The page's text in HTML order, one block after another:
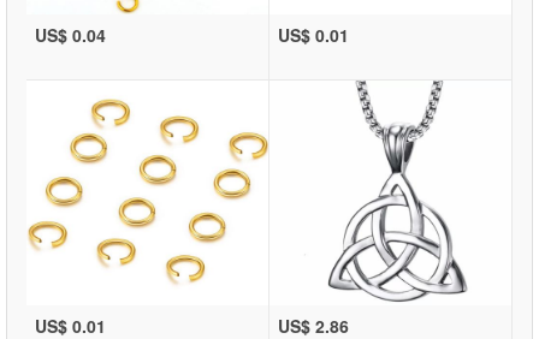
US$ 0.04 US$ 0.01
US$ 0.01 US$ 2.86